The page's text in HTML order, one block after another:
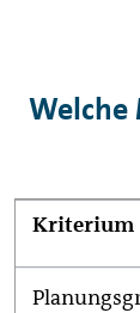
Welche
Kriterium